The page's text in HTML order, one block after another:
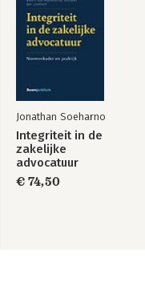
Bibliografie Frans Rikhof
Tabula gratulatoria
Ruimte voor aanvullingen
Jonathan Soeharno
Integriteit in de
zakelijke
advocatuur
€ 74,50